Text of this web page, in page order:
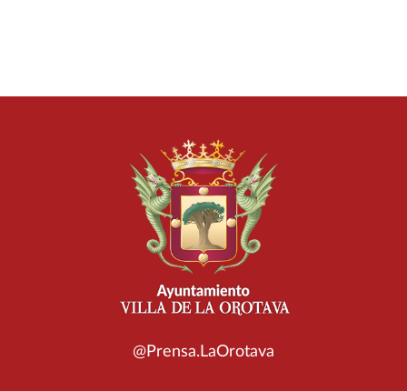
@Prensa.LaOrotava